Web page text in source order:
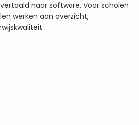
naar software. Voor scholen
werken aan overzicht,